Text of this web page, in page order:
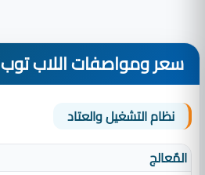
سعر ومواصفات اللاب توب
نظام التشغيل والعتاد
المٌعالج